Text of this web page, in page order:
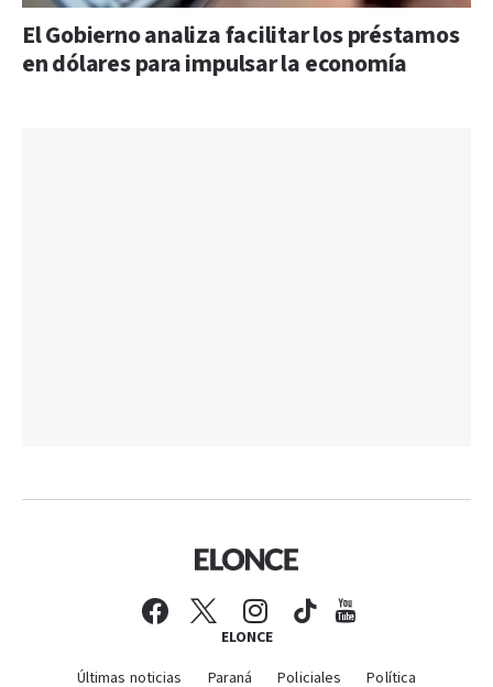
El Gobierno analiza facilitar los préstamos
en dólares para impulsar la economía
ELONCE
Últimas noticias Paraná Policiales Política